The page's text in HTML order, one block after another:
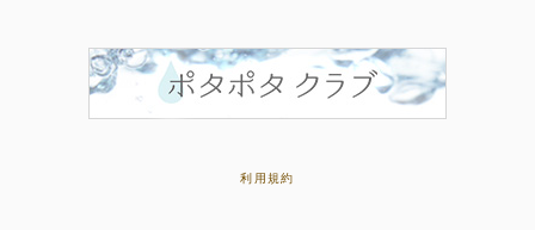
利用規約